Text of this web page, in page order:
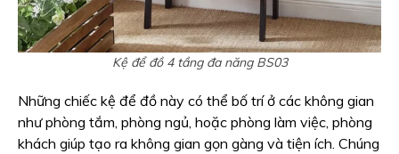
Kệ để đồ 4 tầng đa năng BS03
Những chiếc kệ để đồ này có thể bố trí ở các không gian
như phòng tắm, phòng ngủ, hoặc phòng làm việc, phòng
khách giúp tạo ra không gian gọn gàng và tiện ích. Chúng